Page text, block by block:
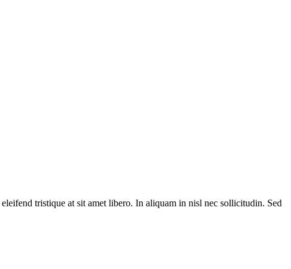
tristique at sit amet libero. In aliquam in nisl nec sollicitudin. Sed